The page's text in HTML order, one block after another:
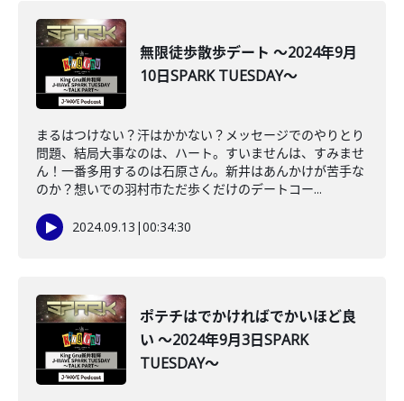
無限徒歩散歩デート ～2024年9月
10日SPARK TUESDAY～
まるはつけない？汗はかかない？メッセージでのやりとり
問題、結局大事なのは、ハート。すいませんは、すみませ
ん！一番多用するのは石原さん。新井はあんかけが苦手な
のか？想いでの羽村市ただ歩くだけのデートコー...
2024.09.13 |00:34:30
ポテチはでかければでかいほど良
い ～2024年9月3日SPARK
TUESDAY～